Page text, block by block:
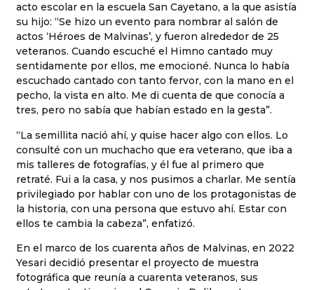
acto escolar en la escuela San Cayetano, a la que asistía
su hijo: “Se hizo un evento para nombrar al salón de
actos ‘Héroes de Malvinas’, y fueron alrededor de 25
veteranos. Cuando escuché el Himno cantado muy
sentidamente por ellos, me emocioné. Nunca lo había
escuchado cantado con tanto fervor, con la mano en el
pecho, la vista en alto. Me di cuenta de que conocía a
tres, pero no sabía que habían estado en la gesta”.
“La semillita nació ahí, y quise hacer algo con ellos. Lo
consulté con un muchacho que era veterano, que iba a
mis talleres de fotografías, y él fue al primero que
retraté. Fui a la casa, y nos pusimos a charlar. Me sentía
privilegiado por hablar con uno de los protagonistas de
la historia, con una persona que estuvo ahí. Estar con
ellos te cambia la cabeza”, enfatizó.
En el marco de los cuarenta años de Malvinas, en 2022
Yesari decidió presentar el proyecto de muestra
fotográfica que reunía a cuarenta veteranos, sus